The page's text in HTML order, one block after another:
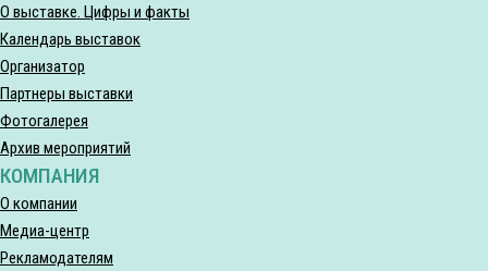
О выставке. Цифры и факты
Календарь выставок
Организатор
Партнеры выставки
Фотогалерея
Архив мероприятий
КОМПАНИЯ
О компании
Медиа-центр
Рекламодателям